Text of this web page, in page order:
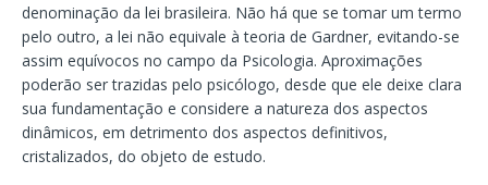
denominação da lei brasileira. Não há que se tomar um termo
pelo outro, a lei não equivale à teoria de Gardner, evitando-se
assim equívocos no campo da Psicologia. Aproximações
poderão ser trazidas pelo psicólogo, desde que ele deixe clara
sua fundamentação e considere a natureza dos aspectos
dinâmicos, em detrimento dos aspectos definitivos,
cristalizados, do objeto de estudo.